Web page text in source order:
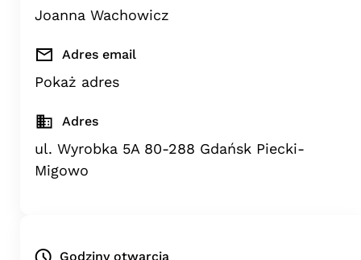
Joanna Wachowicz
Adres email
Pokaż adres
Adres
ul. Wyrobka 5A 80-288 Gdańsk Piecki-
Migowo
Godziny otwarcia